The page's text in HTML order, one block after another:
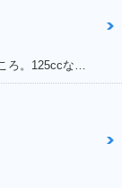
満足ポイント:低価格で買いやすく見た目も良いところ。125ccなので扱いやすい。